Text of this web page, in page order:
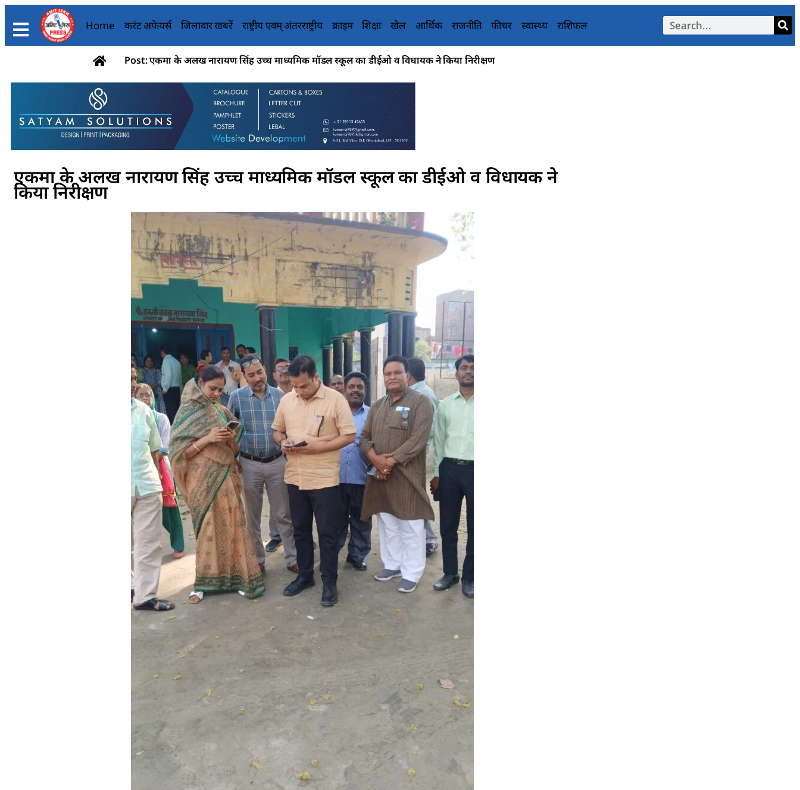
Home करंट अफेयर्स जिलावार खबरें राष्ट्रीय एवम् अंतरराष्ट्रीय क्राइम शिक्षा खेल आर्थिक राजनीति फीचर स्वास्थ्य राशिफल
Post: एकमा के अलख नारायण सिंह उच्च माध्यमिक मॉडल स्कूल का डीईओ व विधायक ने किया निरीक्षण
एकमा के अलख नारायण सिंह उच्च माध्यमिक मॉडल स्कूल का डीईओ व विधायक ने
किया निरीक्षण